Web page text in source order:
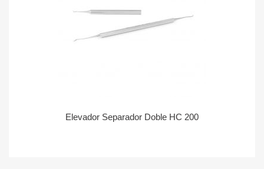
Elevador Separador Doble HC 200